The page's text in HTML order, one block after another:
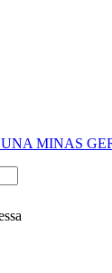
MINAS